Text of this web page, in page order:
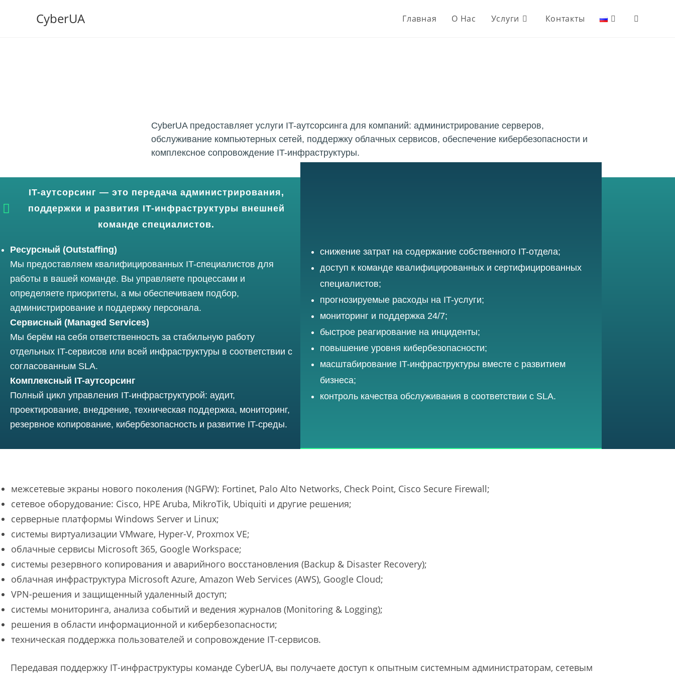
CyberUA Главная О Нас Услуги Контакты
CyberUA предоставляет услуги IT-аутсорсинга для компаний: администрирование серверов,
обслуживание компьютерных сетей, поддержку облачных сервисов, обеспечение кибербезопасности и
комплексное сопровождение IT-инфраструктуры.
IT-аутсорсинг — это передача администрирования,
поддержки и развития IT-инфраструктуры внешней
команде специалистов.
Ресурсный (Outstaffing)
Мы предоставляем квалифицированных IT-специалистов для
работы в вашей команде. Вы управляете процессами и
определяете приоритеты, а мы обеспечиваем подбор,
администрирование и поддержку персонала.
Сервисный (Managed Services)
Мы берём на себя ответственность за стабильную работу
отдельных IT-сервисов или всей инфраструктуры в соответствии с
согласованным SLA.
Комплексный IT-аутсорсинг
Полный цикл управления IT-инфраструктурой: аудит,
проектирование, внедрение, техническая поддержка, мониторинг,
резервное копирование, кибербезопасность и развитие IT-среды.
снижение затрат на содержание собственного IT-отдела;
доступ к команде квалифицированных и сертифицированных
специалистов;
прогнозируемые расходы на IT-услуги;
мониторинг и поддержка 24/7;
быстрое реагирование на инциденты;
повышение уровня кибербезопасности;
масштабирование IT-инфраструктуры вместе с развитием
бизнеса;
контроль качества обслуживания в соответствии с SLA.
межсетевые экраны нового поколения (NGFW): Fortinet, Palo Alto Networks, Check Point, Cisco Secure Firewall;
сетевое оборудование: Cisco, HPE Aruba, MikroTik, Ubiquiti и другие решения;
серверные платформы Windows Server и Linux;
системы виртуализации VMware, Hyper-V, Proxmox VE;
облачные сервисы Microsoft 365, Google Workspace;
системы резервного копирования и аварийного восстановления (Backup & Disaster Recovery);
облачная инфраструктура Microsoft Azure, Amazon Web Services (AWS), Google Cloud;
VPN-решения и защищенный удаленный доступ;
системы мониторинга, анализа событий и ведения журналов (Monitoring & Logging);
решения в области информационной и кибербезопасности;
техническая поддержка пользователей и сопровождение IT-сервисов.
Передавая поддержку IT-инфраструктуры команде CyberUA, вы получаете доступ к опытным системным администраторам, сетевым